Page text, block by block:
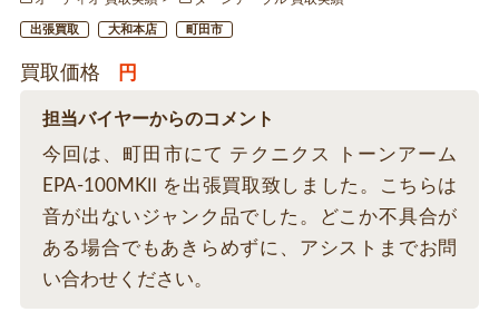
出張買取 大和本店 町田市
買取価格 円
担当バイヤーからのコメント
今回は、町田市にて テクニクス トーンアーム
EPA-100MKⅡ を出張買取致しました。こちらは
音が出ないジャンク品でした。どこか不具合が
ある場合でもあきらめずに、アシストまでお問
い合わせください。